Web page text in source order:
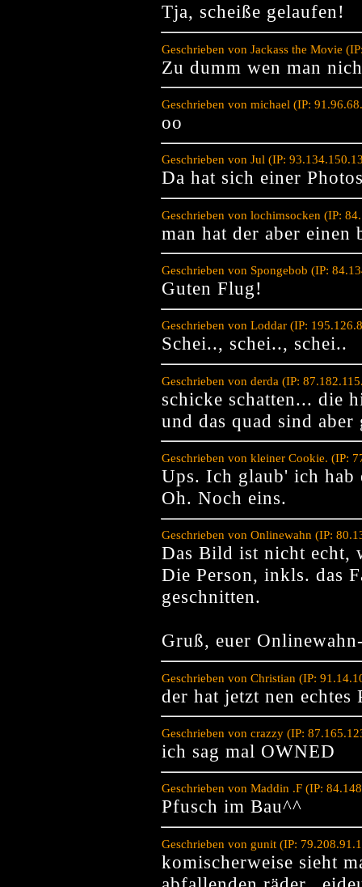
Tja, scheiße gelaufen!
Geschrieben von Jackass the Movie
Zu dumm wen man
Geschrieben von michael (IP:
oo
Geschrieben von Jul (IP:
Da hat sich einer
Geschrieben von lochimsocken (IP:
man hat der aber einen
Geschrieben von Spongebob (IP:
Guten Flug!
Geschrieben von Loddar (IP:
Schei.., schei.., schei..
Geschrieben von derda (IP:
schicke schatten... die
und das quad sind
Geschrieben von kleiner Cookie. (IP:
Ups. Ich glaub' ich hab
Oh. Noch eins.
Geschrieben von Onlinewahn (IP:
Das Bild ist nicht echt,
Die Person, inkls. das
geschnitten.
Gruß, euer
Geschrieben von Christian (IP:
der hat jetzt nen echtes
Geschrieben von crazzy (IP:
ich sag mal OWNED
Geschrieben von Maddin .F (IP:
Pfusch im Bau^^
Geschrieben von gunit (IP:
komischerweise sieht